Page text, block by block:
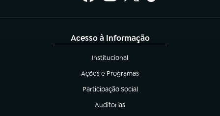
Acesso à Informação
Institucional
(abre em nova aba)
Ações e Programas
(abre em nova aba)
Participação Social
(abre em nova aba)
Auditorias
(abre em nova aba)